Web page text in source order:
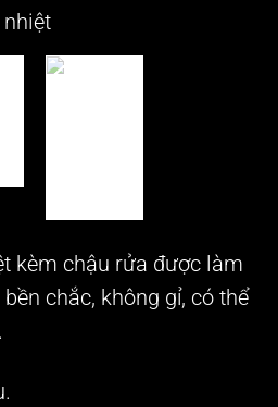
kèm chậu rửa được làm
chắc, không gỉ, có thể